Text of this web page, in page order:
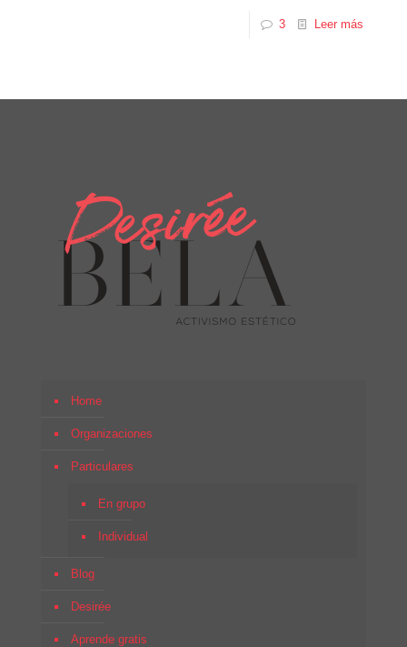
3 Leer más
Home
Organizaciones
Particulares
En grupo
Individual
Blog
Desirée
Aprende gratis